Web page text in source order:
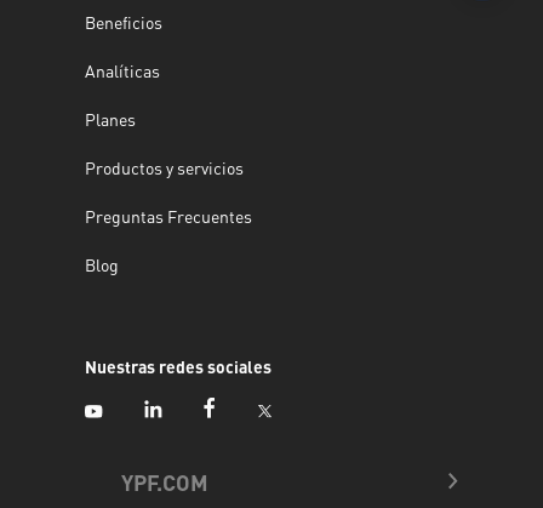
Beneficios
Analíticas
Planes
Productos y servicios
Preguntas Frecuentes
Blog
Nuestras redes sociales
YPF.COM